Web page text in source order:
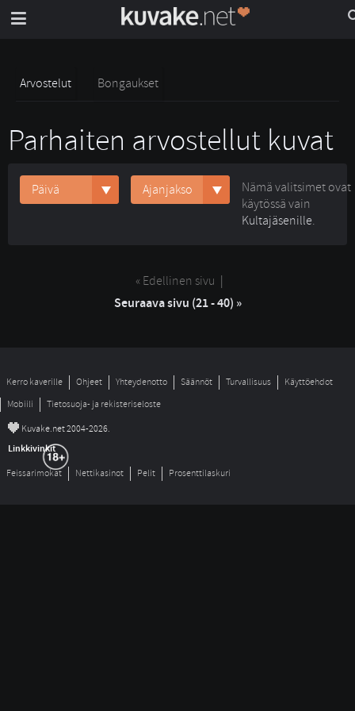
Arvostelut Bongaukset
Parhaiten arvostellut kuvat
Päivä Ajanjakso
Nämä valitsimet ovat
käytössä vain
Kultajäsenille.
« Edellinen sivu
Seuraava sivu (21 - 40) »
Kerro kaverille Ohjeet Yhteydenotto Säännöt Turvallisuus
Käyttöehdot
Mobiili
Tietosuoja- ja rekisteriseloste
© Kuvake.net 2004-2026.
Linkkivinkit
Feissarimokat Nettikasinot Pelit Prosenttilaskuri